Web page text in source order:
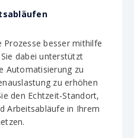
Prozesse besser mithilfe
dabei unterstützt
Automatisierung zu
zu erhöhen
den Echtzeit-Standort,
Arbeitsabläufe in Ihrem